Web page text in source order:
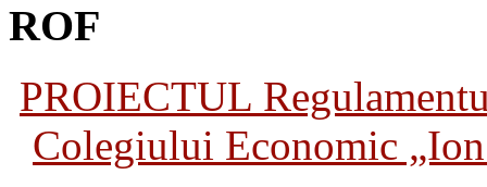
ROF
PROIECTUL
Colegiului Economic